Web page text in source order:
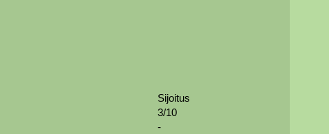
Sijoitus
3/10
-